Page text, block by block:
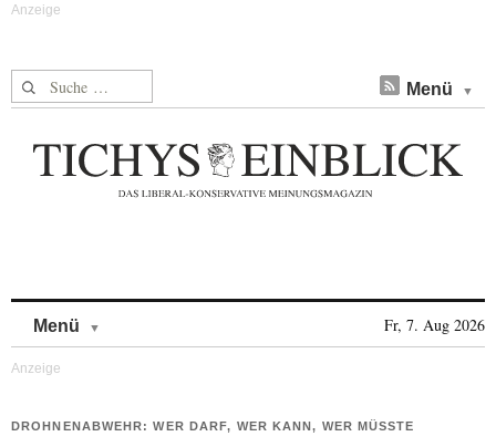
Suche nach: Menü
Menü Fr, 7. Aug 2026
DROHNENABWEHR: WER DARF, WER KANN, WER MÜSSTE